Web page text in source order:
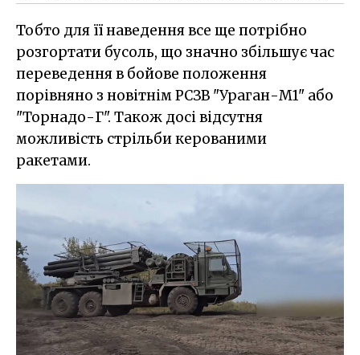
Тобто для її наведення все ще потрібно
розгортати бусоль, що значно збільшує час
переведення в бойове положення
порівняно з новітнім РСЗВ "Ураган-М1" або
"Торнадо-Г". Також досі відсутня
можливість стрільби керованими
ракетами.